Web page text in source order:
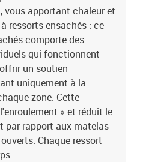
: tissu (100 %
: mousseDimensions : 90 x 200
et lavableBande LED :Longueur :
du câble USB : 150 cmLongueur
IP : IP65Avec symbole de
:1 x cadre de lit1 x tête de lit1
LED
vous apportant chaleur et
ressorts ensachés : ce
comporte des
qui fonctionnent
un soutien
uniquement à la
zone. Cette
» et réduit le
par rapport aux matelas
Chaque ressort